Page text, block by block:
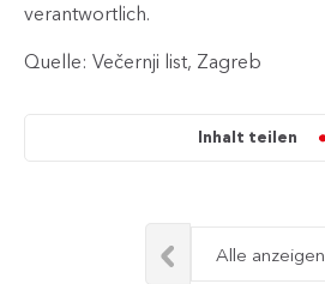
verantwortlich.
Quelle: Večernji list, Zagreb
Inhalt teilen
Alle anzeigen